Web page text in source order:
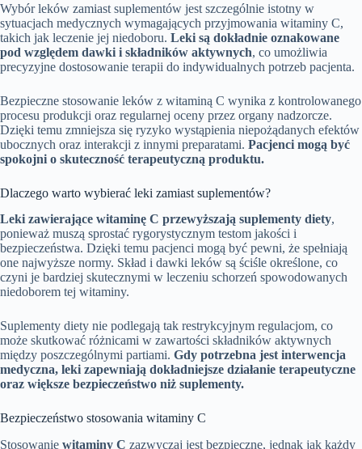
Wybór leków zamiast suplementów jest szczególnie istotny w
sytuacjach medycznych wymagających przyjmowania witaminy C,
takich jak leczenie jej niedoboru. Leki są dokładnie oznakowane
pod względem dawki i składników aktywnych, co umożliwia
precyzyjne dostosowanie terapii do indywidualnych potrzeb pacjenta.
Bezpieczne stosowanie leków z witaminą C wynika z kontrolowanego
procesu produkcji oraz regularnej oceny przez organy nadzorcze.
Dzięki temu zmniejsza się ryzyko wystąpienia niepożądanych efektów
ubocznych oraz interakcji z innymi preparatami. Pacjenci mogą być
spokojni o skuteczność terapeutyczną produktu.
Dlaczego warto wybierać leki zamiast suplementów?
Leki zawierające witaminę C przewyższają suplementy diety,
ponieważ muszą sprostać rygorystycznym testom jakości i
bezpieczeństwa. Dzięki temu pacjenci mogą być pewni, że spełniają
one najwyższe normy. Skład i dawki leków są ściśle określone, co
czyni je bardziej skutecznymi w leczeniu schorzeń spowodowanych
niedoborem tej witaminy.
Suplementy diety nie podlegają tak restrykcyjnym regulacjom, co
może skutkować różnicami w zawartości składników aktywnych
między poszczególnymi partiami. Gdy potrzebna jest interwencja
medyczna, leki zapewniają dokładniejsze działanie terapeutyczne
oraz większe bezpieczeństwo niż suplementy.
Bezpieczeństwo stosowania witaminy C
Stosowanie witaminy C zazwyczaj jest bezpieczne, jednak jak każdy